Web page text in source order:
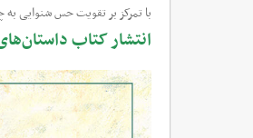
با تمرکز بر تقویت حس شنوایی
انتشار کتاب